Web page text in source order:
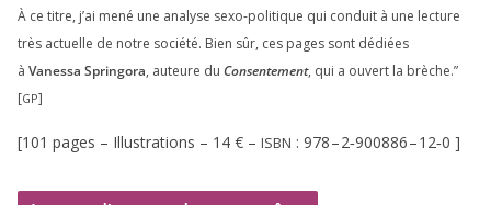
À ce titre, j’ai mené une ana­lyse sexo-poli­tique qui conduit à une lec­ture
très actuelle de notre socié­té. Bien sûr, ces pages sont dédiées
à Vanessa Springora, auteure du Consentement, qui a ouvert la brèche.”
[GP]
[101 pages – Illustrations – 14 € – ISBN : 978–2‑900886–12‑0 ]